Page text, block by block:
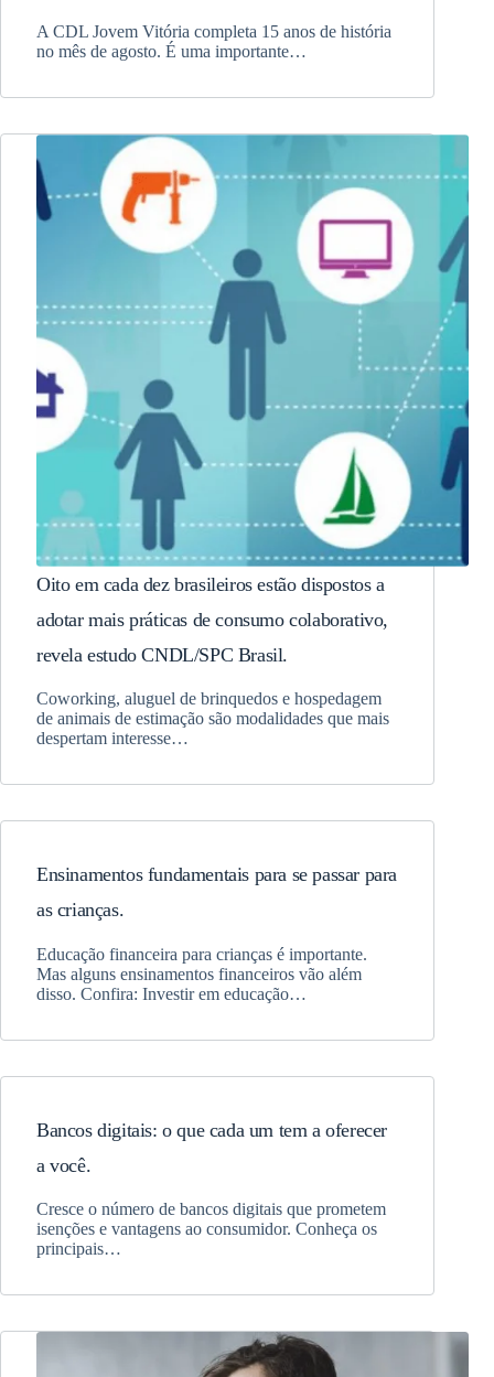
A CDL Jovem Vitória completa 15 anos de história
no mês de agosto. É uma importante…
Oito em cada dez brasileiros estão dispostos a
adotar mais práticas de consumo colaborativo,
revela estudo CNDL/SPC Brasil.
Coworking, aluguel de brinquedos e hospedagem
de animais de estimação são modalidades que mais
despertam interesse…
Ensinamentos fundamentais para se passar para
as crianças.
Educação financeira para crianças é importante.
Mas alguns ensinamentos financeiros vão além
disso. Confira: Investir em educação…
Bancos digitais: o que cada um tem a oferecer
a você.
Cresce o número de bancos digitais que prometem
isenções e vantagens ao consumidor. Conheça os
principais…